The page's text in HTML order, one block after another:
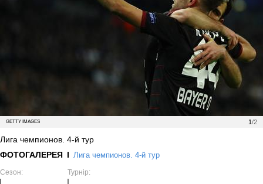
1 /2
GETTY IMAGES
Лига чемпионов. 4-й тур
ФОТОГАЛЕРЕЯ
Лига чемпионов. 4-й тур
Сезон: Турнір: